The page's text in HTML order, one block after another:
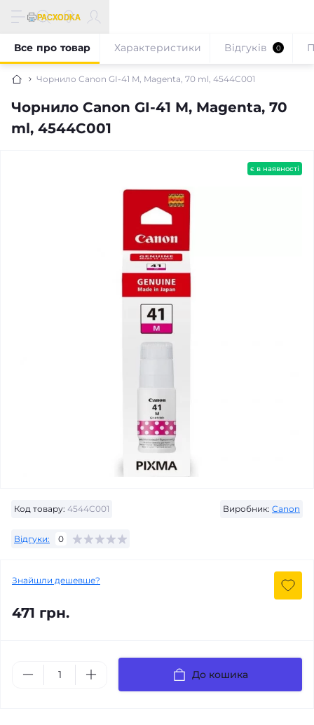
Чорнило Canon GI-41 M, Magenta, 70 ml, 4544C001
Чорнило Canon GI-41 M, Magenta, 70
ml, 4544C001
Все про товар Характеристики Відгуків 0
є в наявності
Код товару: 4544C001 Виробник: Canon
Відгуки: 0
Знайшли дешевше?
471 грн.
До кошика